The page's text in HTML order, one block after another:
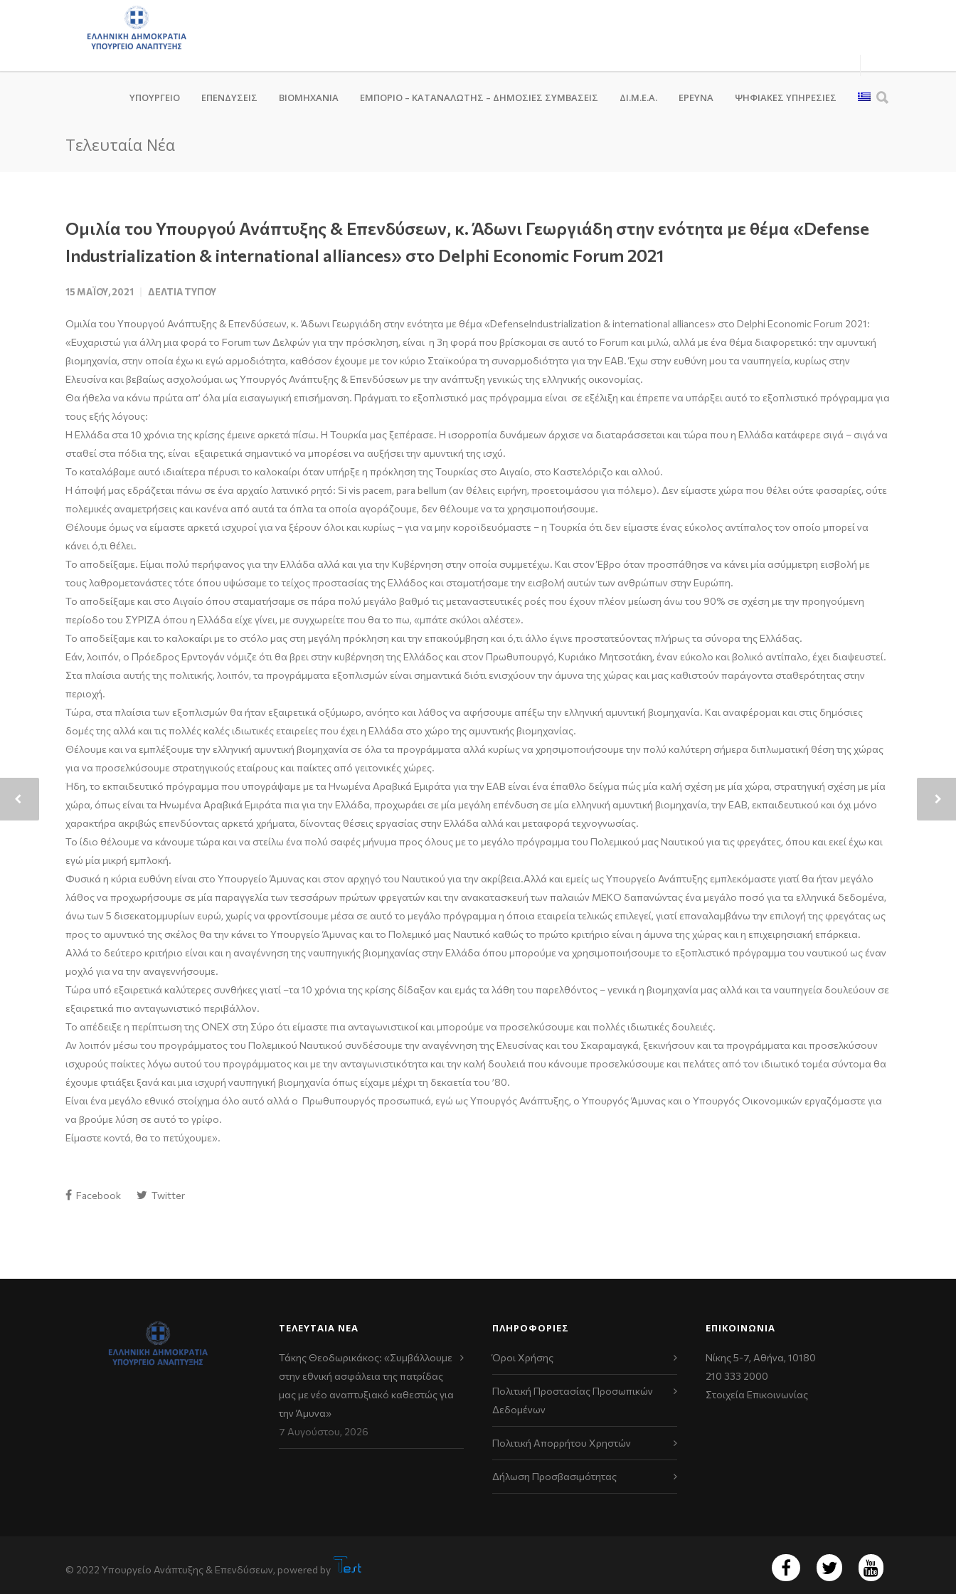
ΥΠΟΥΡΓΕΙΟ ΕΠΕΝΔΥΣΕΙΣ ΒΙΟΜΗΧΑΝΙΑ ΕΜΠΟΡΙΟ – ΚΑΤΑΝΑΛΩΤΗΣ – ΔΗΜΟΣΙΕΣ ΣΥΜΒΑΣΕΙΣ ΔΙ.Μ.Ε.Α. ΕΡΕΥΝΑ ΨΗΦΙΑΚΈΣ ΥΠΗΡΕΣΊΕΣ
Τελευταία Νέα
Ομιλία του Υπουργού Ανάπτυξης & Επενδύσεων, κ. Άδωνι Γεωργιάδη στην ενότητα με θέμα «Defense
Industrialization & international alliances» στο Delphi Economic Forum 2021
15 ΜΑΪ́ΟΥ, 2021 ΔΕΛΤΊΑ ΤΎΠΟΥ
Ομιλία του Υπουργού Ανάπτυξης & Επενδύσεων, κ. Άδωνι Γεωργιάδη στην ενότητα με θέμα «DefenseIndustrialization &international alliances» στο Delphi EconomicForum 2021:
«Ευχαριστώ για άλλη μια φορά το Forum των Δελφών για την πρόσκληση, είναι η 3η φορά που βρίσκομαι σε αυτό το Forum και μιλώ, αλλά με ένα θέμα διαφορετικό: την αμυντική
βιομηχανία, στην οποία έχω κι εγώ αρμοδιότητα, καθόσον έχουμε με τον κύριο Σταϊκούρα τη συναρμοδιότητα για την ΕΑΒ. Έχω στην ευθύνη μου τα ναυπηγεία, κυρίως στην
Ελευσίνα και βεβαίως ασχολούμαι ως Υπουργός Ανάπτυξης & Επενδύσεων με την ανάπτυξη γενικώς της ελληνικής οικονομίας.
Θα ήθελα να κάνω πρώτα απ’ όλα μία εισαγωγική επισήμανση. Πράγματι το εξοπλιστικό μας πρόγραμμα είναι σε εξέλιξη και έπρεπε να υπάρξει αυτό το εξοπλιστικό πρόγραμμα για
τους εξής λόγους:
Η Ελλάδα στα 10 χρόνια της κρίσης έμεινε αρκετά πίσω. Η Τουρκία μας ξεπέρασε. Η ισορροπία δυνάμεων άρχισε να διαταράσσεται και τώρα που η Ελλάδα κατάφερε σιγά – σιγά να
σταθεί στα πόδια της, είναι εξαιρετικά σημαντικό να μπορέσει να αυξήσει την αμυντική της ισχύ.
Το καταλάβαμε αυτό ιδιαίτερα πέρυσι το καλοκαίρι όταν υπήρξε η πρόκληση της Τουρκίας στο Αιγαίο, στο Καστελόριζο και αλλού.
Η άποψή μας εδράζεται πάνω σε ένα αρχαίο λατινικό ρητό: Si vis pacem, para bellum (αν θέλεις ειρήνη, προετοιμάσου για πόλεμο). Δεν είμαστε χώρα που θέλει ούτε φασαρίες, ούτε
πολεμικές αναμετρήσεις και κανένα από αυτά τα όπλα τα οποία αγοράζουμε, δεν θέλουμε να τα χρησιμοποιήσουμε.
Θέλουμε όμως να είμαστε αρκετά ισχυροί για να ξέρουν όλοι και κυρίως – για να μην κοροϊδευόμαστε –η Τουρκία ότι δεν είμαστε ένας εύκολος αντίπαλος τον οποίο μπορεί να
κάνει ό,τι θέλει.
Το αποδείξαμε. Είμαι πολύ περήφανος για την Ελλάδα αλλά και για την Κυβέρνηση στην οποία συμμετέχω. Και στον Έβρο όταν προσπάθησε να κάνει μία ασύμμετρη εισβολή με
τους λαθρομετανάστες τότε όπου υψώσαμε το τείχος προστασίας της Ελλάδος και σταματήσαμε την εισβολή αυτών των ανθρώπων στην Ευρώπη.
Το αποδείξαμε και στο Αιγαίο όπου σταματήσαμε σε πάρα πολύ μεγάλο βαθμό τις μεταναστευτικές ροές που έχουν πλέον μείωση άνω του 90% σε σχέση με την προηγούμενη
περίοδο του ΣΥΡΙΖΑ όπου η Ελλάδα είχε γίνει, με συγχωρείτε που θα το πω, «μπάτε σκύλοι αλέστε».
Το αποδείξαμε και το καλοκαίρι με το στόλο μας στη μεγάλη πρόκληση και την επακούμβηση και ό,τι άλλο έγινε προστατεύοντας πλήρως τα σύνορα της Ελλάδας.
Εάν, λοιπόν, ο ΠρόεδροςΕρντογάν νόμιζε ότι θα βρει στην κυβέρνηση της Ελλάδος και στον Πρωθυπουργό, Κυριάκο Μητσοτάκη, έναν εύκολο και βολικό αντίπαλο, έχει διαψευστεί.
Στα πλαίσια αυτής της πολιτικής, λοιπόν, τα προγράμματα εξοπλισμών είναι σημαντικά διότι ενισχύουν την άμυνα της χώρας και μας καθιστούν παράγοντα σταθερότητας στην
περιοχή.
Τώρα, στα πλαίσια των εξοπλισμών θα ήταν εξαιρετικά οξύμωρο, ανόητο και λάθος να αφήσουμε απέξω την ελληνική αμυντική βιομηχανία. Και αναφέρομαι και στις δημόσιες
δομές της αλλά και τις πολλές καλές ιδιωτικές εταιρείες που έχει η Ελλάδα στο χώρο της αμυντικής βιομηχανίας.
Θέλουμε και να εμπλέξουμε την ελληνική αμυντική βιομηχανία σε όλα τα προγράμματα αλλά κυρίως να χρησιμοποιήσουμε την πολύ καλύτερη σήμερα διπλωματική θέση της χώρας
για να προσελκύσουμε στρατηγικούς εταίρους και παίκτες από γειτονικές χώρες.
Ήδη, το εκπαιδευτικό πρόγραμμα που υπογράψαμε με τα Ηνωμένα Αραβικά Εμιράτα για την ΕΑΒ είναι ένα έπαθλο δείγμα πώς μία καλή σχέση με μία χώρα, στρατηγική σχέση με μία
χώρα, όπως είναι τα Ηνωμένα Αραβικά Εμιράτα πια για την Ελλάδα, προχωράει σε μία μεγάλη επένδυση σε μία ελληνική αμυντική βιομηχανία, την ΕΑΒ, εκπαιδευτικού και όχι μόνο
χαρακτήρα ακριβώς επενδύοντας αρκετά χρήματα, δίνοντας θέσεις εργασίας στην Ελλάδα αλλά και μεταφορά τεχνογνωσίας.
Το ίδιο θέλουμε να κάνουμε τώρα και να στείλω ένα πολύ σαφές μήνυμα προς όλους με το μεγάλο πρόγραμμα του Πολεμικού μας Ναυτικού για τις φρεγάτες, όπου και εκεί έχω και
εγώ μία μικρή εμπλοκή.
Φυσικά η κύρια ευθύνη είναι στο Υπουργείο Άμυνας και στον αρχηγό του Ναυτικού για την ακρίβεια.Αλλά και εμείς ως Υπουργείο Ανάπτυξης εμπλεκόμαστε γιατί θα ήταν μεγάλο
λάθος να προχωρήσουμε σε μία παραγγελία των τεσσάρων πρώτων φρεγατών και την ανακατασκευή των παλαιών ΜΕΚΟ δαπανώντας ένα μεγάλο ποσό για τα ελληνικά δεδομένα,
άνω των 5 δισεκατομμυρίων ευρώ, χωρίς να φροντίσουμε μέσα σε αυτό το μεγάλο πρόγραμμα η όποια εταιρεία τελικώς επιλεγεί, γιατί επαναλαμβάνω την επιλογή της φρεγάτας ως
προς το αμυντικό της σκέλος θα την κάνει το Υπουργείο Άμυνας και το Πολεμικό μας Ναυτικό καθώςτο πρώτο κριτήριο είναι η άμυνα της χώρας και η επιχειρησιακή επάρκεια.
Αλλά το δεύτερο κριτήριο είναι και η αναγέννηση της ναυπηγικής βιομηχανίας στην Ελλάδα όπου μπορούμε να χρησιμοποιήσουμε το εξοπλιστικό πρόγραμμα του ναυτικού ως έναν
μοχλό για να την αναγεννήσουμε.
Τώρα υπό εξαιρετικά καλύτερες συνθήκεςγιατί –τα 10 χρόνια της κρίσης δίδαξαν και εμάς τα λάθη του παρελθόντος –γενικά η βιομηχανία μας αλλά και τα ναυπηγεία δουλεύουν σε
εξαιρετικά πιο ανταγωνιστικό περιβάλλον.
Το απέδειξε η περίπτωση της ΟΝΕΧ στη Σύρο ότι είμαστε πια ανταγωνιστικοί και μπορούμε να προσελκύσουμε και πολλές ιδιωτικές δουλειές.
Αν λοιπόν μέσω του προγράμματος του Πολεμικού Ναυτικού συνδέσουμε την αναγέννηση της Ελευσίνας και του Σκαραμαγκά, ξεκινήσουν και τα προγράμματα και προσελκύσουν
ισχυρούς παίκτες λόγω αυτού του προγράμματος και με την ανταγωνιστικότητα και την καλή δουλειά που κάνουμε προσελκύσουμε και πελάτες από τον ιδιωτικό τομέα σύντομα θα
έχουμε φτιάξει ξανά και μια ισχυρή ναυπηγική βιομηχανία όπως είχαμε μέχρι τη δεκαετία του ’80.
Είναι ένα μεγάλο εθνικό στοίχημα όλο αυτό αλλά ο Πρωθυπουργόςπροσωπικά, εγώ ως Υπουργός Ανάπτυξης, ο Υπουργός Άμυναςκαι ο Υπουργός Οικονομικών εργαζόμαστε για
να βρούμε λύση σε αυτό το γρίφο.
Είμαστε κοντά, θα το πετύχουμε».
Facebook Twitter
ΤΕΛΕΥΤΑΊΑ ΝΈΑ
Τάκης Θεοδωρικάκος: «Συμβάλλουμε
στην εθνική ασφάλεια της πατρίδας
μας με νέο αναπτυξιακό καθεστώς για
την Άμυνα»
7 Αυγούστου, 2026
ΠΛΗΡΟΦΟΡΙΕΣ
Όροι Χρήσης
Πολιτική Προστασίας Προσωπικών
Δεδομένων
Πολιτική Απορρήτου Χρηστών
Δήλωση Προσβασιμότητας
ΕΠΙΚΟΙΝΩΝΊΑ
Νίκης 5-7, Αθήνα, 10180
210 333 2000
Στοιχεία Επικοινωνίας
© 2022 Υπουργείο Ανάπτυξης & Επενδύσεων, powered by